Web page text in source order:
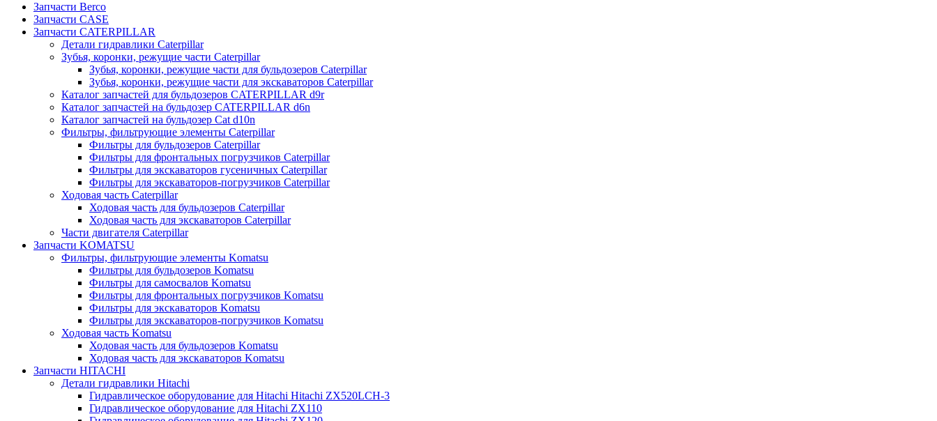
Запчасти Berco
Запчасти CASE
Запчасти CATERPILLAR
Детали гидравлики Caterpillar
Зубья, коронки, режущие части Caterpillar
Зубья, коронки, режущие части для бульдозеров Caterpillar
Зубья, коронки, режущие части для экскаваторов Caterpillar
Каталог запчастей для бульдозеров CATERPILLAR d9r
Каталог запчастей на бульдозер CATERPILLAR d6n
Каталог запчастей на бульдозер Сat d10n
Фильтры, фильтрующие элементы Caterpillar
Фильтры для бульдозеров Caterpillar
Фильтры для фронтальных погрузчиков Caterpillar
Фильтры для экскаваторов гусеничных Caterpillar
Фильтры для экскаваторов-погрузчиков Caterpillar
Ходовая часть Caterpillar
Ходовая часть для бульдозеров Caterpillar
Ходовая часть для экскаваторов Caterpillar
Части двигателя Caterpillar
Запчасти KOMATSU
Фильтры, фильтрующие элементы Komatsu
Фильтры для бульдозеров Komatsu
Фильтры для самосвалов Komatsu
Фильтры для фронтальных погрузчиков Komatsu
Фильтры для экскаваторов Komatsu
Фильтры для экскаваторов-погрузчиков Komatsu
Ходовая часть Komatsu
Ходовая часть для бульдозеров Komatsu
Ходовая часть для экскаваторов Komatsu
Запчасти HITACHI
Детали гидравлики Hitachi
Гидравлическое оборудование для Hitachi Hitachi ZX520LCH-3
Гидравлическое оборудование для Hitachi ZX110